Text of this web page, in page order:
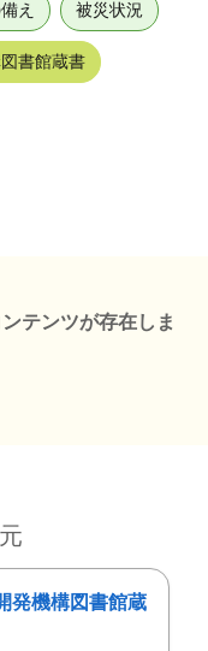
え 被災状況
書館蔵書
テンツが存在しま
発機構図書館蔵